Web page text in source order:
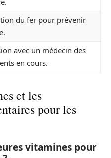
du fer pour prévenir
avec un médecin des
en cours.
et les
pour les
vitamines pour